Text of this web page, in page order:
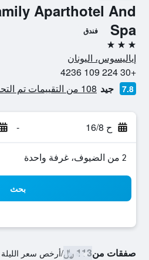
Aparthotel And
Spa
فندق
3 نجوم
إياليسوس، اليونان
+30 224 109 4236
7.8 جيد 108 من التقييمات تم التحقق منها
ح 16/8 -
2 من الضيوف، غرفة واحدة
بحث
صفقات من113 ﷼ /أرخص سعر الليلة